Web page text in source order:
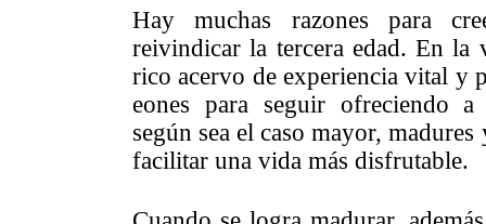
Hay muchas razones para
reivindicar la tercera edad. En la
rico acervo de experiencia vital y
eones para seguir ofreciendo a
según sea el caso mayor,
facilitar una vida más disfrutable.